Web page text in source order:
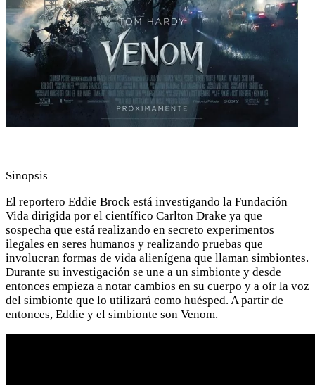
Sinopsis
El reportero Eddie Brock está investigando la Fundación
Vida dirigida por el científico Carlton Drake ya que
sospecha que está realizando en secreto experimentos
ilegales en seres humanos y realizando pruebas que
involucran formas de vida alienígena que llaman simbiontes.
Durante su investigación se une a un simbionte y desde
entonces empieza a notar cambios en su cuerpo y a oír la voz
del simbionte que lo utilizará como huésped. A partir de
entonces, Eddie y el simbionte son Venom.